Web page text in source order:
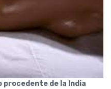
procedente de la India